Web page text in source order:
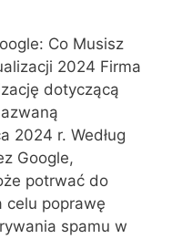
Co Musisz
2024 Firma
dotyczącą
2024 r. Według
Google,
potrwać do
celu poprawę
spamu w